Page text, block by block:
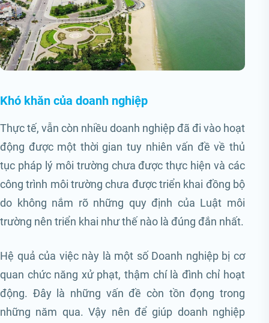
Khó khăn của doanh nghiệp
Thực tế, vẫn còn nhiều doanh nghiệp đã đi vào hoạt
động được một thời gian tuy nhiên vấn đề về thủ
tục pháp lý môi trường chưa được thực hiện và các
công trình môi trường chưa được triển khai đồng bộ
do không nắm rõ những quy định của Luật môi
trường nên triển khai như thế nào là đúng đắn nhất.
Hệ quả của việc này là một số Doanh nghiệp bị cơ
quan chức năng xử phạt, thậm chí là đình chỉ hoạt
động. Đây là những vấn đề còn tồn đọng trong
những năm qua. Vậy nên để giúp doanh nghiệp